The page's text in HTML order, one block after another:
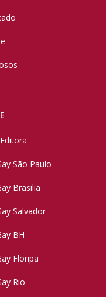
São Paulo
Brasilia
Salvador
BH
Floripa
Rio